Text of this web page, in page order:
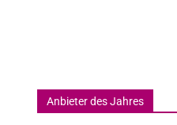
Anbieter des Jahres